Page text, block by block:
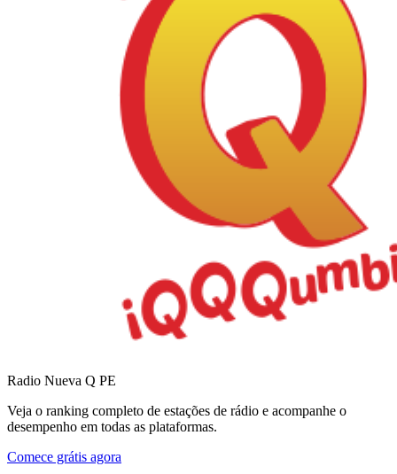
Radio Nueva Q PE
Veja o ranking completo de estações de rádio e acompanhe o
desempenho em todas as plataformas.
Comece grátis agora